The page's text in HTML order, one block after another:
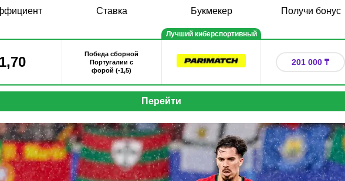
Ставка Букмекер Получи бонус
Лучший киберспортивный
1,70
Победа сборной
Португалии с
форой (-1,5)
201 000 ₸
Перейти